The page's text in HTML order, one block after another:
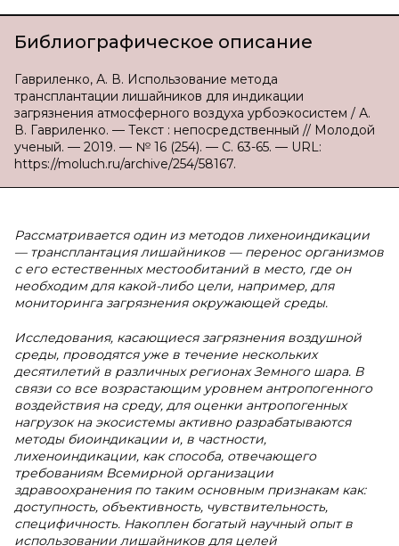
Библиографическое описание
Гавриленко, А. В. Использование метода
трансплантации лишайников для индикации
загрязнения атмосферного воздуха урбоэкосистем / А.
В. Гавриленко. — Текст : непосредственный // Молодой
ученый. — 2019. — № 16 (254). — С. 63-65. — URL:
https://moluch.ru/archive/254/58167.
Рассматривается один из методов лихеноиндикации
— трансплантация лишайников — перенос организмов
с его естественных местообитаний в место, где он
необходим для какой-либо цели, например, для
мониторинга загрязнения окружающей среды.
Исследования, касающиеся загрязнения воздушной
среды, проводятся уже в течение нескольких
десятилетий в различных регионах Земного шара. В
связи со все возрастающим уровнем антропогенного
воздействия на среду, для оценки антропогенных
нагрузок на экосистемы активно разрабатываются
методы биоиндикации и, в частности,
лихеноиндикации, как способа, отвечающего
требованиям Всемирной организации
здравоохранения по таким основным признакам как:
доступность, объективность, чувствительность,
специфичность. Накоплен богатый научный опыт в
использовании лишайников для целей